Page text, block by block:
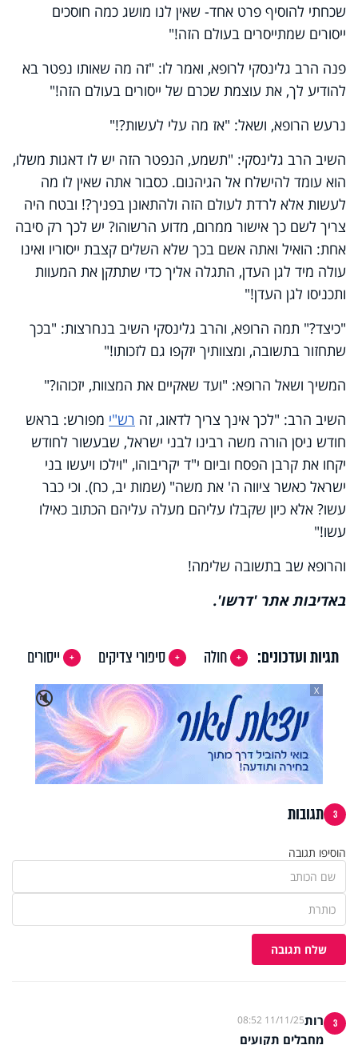
שכחתי להוסיף פרט אחד- שאין לנו מושג כמה חוסכים
ייסורים שמתייסרים בעולם הזה!"
פנה הרב גלינסקי לרופא, ואמר לו: "זה מה שאותו נפטר בא
להודיע לך, את עוצמת שכרם של ייסורים בעולם הזה!"
נרעש הרופא, ושאל: "אז מה עלי לעשות?!"
השיב הרב גלינסקי: "תשמע, הנפטר הזה יש לו דאגות משלו,
הוא עומד להישלח אל הגיהנום. כסבור אתה שאין לו מה
לעשות אלא לרדת לעולם הזה ולהתאונן בפניך?! ובטח היה
צריך לשם כך אישור ממרום, מדוע הרשוהו? יש לכך רק סיבה
אחת: הואיל ואתה אשם בכך שלא השלים קצבת ייסוריו ואינו
עולה מיד לגן העדן, התגלה אליך כדי שתתקן את המעוות
ותכניסו לגן העדן!"
"כיצד?" תמה הרופא, והרב גלינסקי השיב בנחרצות: "בכך
שתחזור בתשובה, ומצוותיך יזקפו גם לזכותו!"
המשיך ושאל הרופא: "ועד שאקיים את המצוות, יזכוהו?"
השיב הרב: "לכך אינך צריך לדאוג, זה רש"י מפורש: בראש
חודש ניסן הורה משה רבינו לבני ישראל, שבעשור לחודש
יקחו את קרבן הפסח וביום י"ד יקריבוהו, "וילכו ויעשו בני
ישראל כאשר ציווה ה' את משה" (שמות יב, כח). וכי כבר
עשו? אלא כיון שקבלו עליהם מעלה עליהם הכתוב כאילו
עשו!"
והרופא שב בתשובה שלימה!
באדיבות אתר 'דרשו'.
תגיות ועדכונים: חולה סיפורי צדיקים
ייסורים
🔇
X
3 תגובות
הוסיפו תגובה
שלח תגובה
3 רות11/11/25 08:52
מחבלים תקועים